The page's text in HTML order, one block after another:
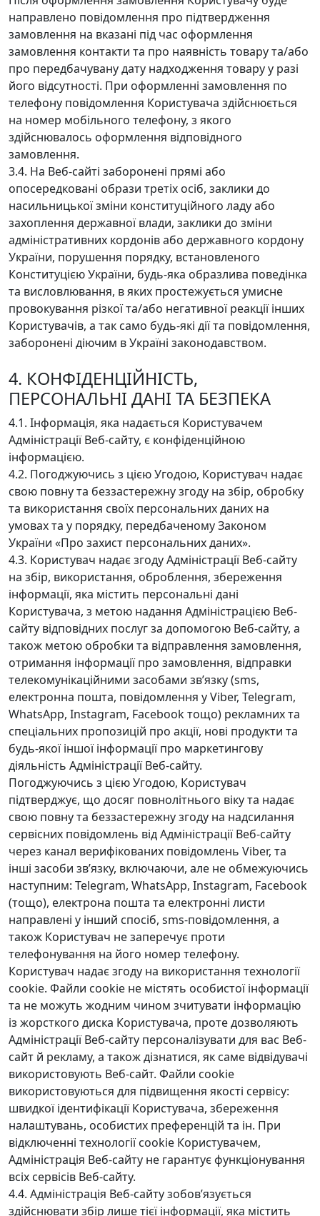
направлено повідомлення про підтвердження
замовлення на вказані під час оформлення
замовлення контакти та про наявність товару та/або
про передбачувану дату надходження товару у разі
його відсутності. При оформленні замовлення по
телефону повідомлення Користувача здійснюється
на номер мобільного телефону, з якого
здійснювалось оформлення відповідного
замовлення.
3.4. На Веб-сайті заборонені прямі або
опосередковані образи третіх осіб, заклики до
насильницької зміни конституційного ладу або
захоплення державної влади, заклики до зміни
адміністративних кордонів або державного кордону
України, порушення порядку, встановленого
Конституцією України, будь-яка образлива поведінка
та висловлювання, в яких простежується умисне
провокування різкої та/або негативної реакції інших
Користувачів, а так само будь-які дії та повідомлення,
заборонені діючим в Україні законодавством.
4. КОНФІДЕНЦІЙНІСТЬ,
ПЕРСОНАЛЬНІ ДАНІ ТА БЕЗПЕКА
4.1. Інформація, яка надається Користувачем
Адміністрації Веб-сайту, є конфіденційною
інформацією.
4.2. Погоджуючись з цією Угодою, Користувач надає
свою повну та беззастережну згоду на збір, обробку
та використання своїх персональних даних на
умовах та у порядку, передбаченому Законом
України «Про захист персональних даних».
4.3. Користувач надає згоду Адміністрації Веб-сайту
на збір, використання, оброблення, збереження
інформації, яка містить персональні дані
Користувача, з метою надання Адміністрацією Веб-
сайту відповідних послуг за допомогою Веб-сайту, а
також метою обробки та відправлення замовлення,
отримання інформації про замовлення, відправки
телекомунікаційними засобами зв’язку (sms,
електронна пошта, повідомлення у Viber, Telegram,
WhatsApp, Instagram, Facebook тощо) рекламних та
спеціальних пропозицій про акції, нові продукти та
будь-якої іншої інформації про маркетингову
діяльність Адміністрації Веб-сайту.
Погоджуючись з цією Угодою, Користувач
підтверджує, що досяг повнолітнього віку та надає
свою повну та беззастережну згоду на надсилання
сервісних повідомлень від Адміністрації Веб-сайту
через канал верифікованих повідомлень Viber, та
інші засоби зв’язку, включаючи, але не обмежуючись
наступним: Telegram, WhatsApp, Instagram, Facebook
(тощо), електрона пошта та електронні листи
направлені у інший спосіб, sms-повідомлення, а
також Користувач не заперечує проти
телефонування на його номер телефону.
Користувач надає згоду на використання технології
cookie. Файли cookie не містять особистої інформації
та не можуть жодним чином зчитувати інформацію
із жорсткого диска Користувача, проте дозволяють
Адміністрації Веб-сайту персоналізувати для вас Веб-
сайт й рекламу, а також дізнатися, як саме відвідувачі
використовують Веб-сайт. Файли cookie
використовуються для підвищення якості сервісу:
швидкої ідентифікації Користувача, збереження
налаштувань, особистих преференцій та ін. При
відключенні технології cookie Користувачем,
Адміністрація Веб-сайту не гарантує функціонування
всіх сервісів Веб-сайту.
4.4. Адміністрація Веб-сайту зобов’язується
здійснювати збір лише тієї інформації, яка містить